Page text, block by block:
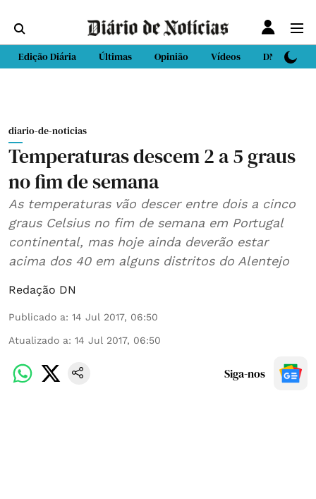
Edição Diária Últimas Opinião Vídeos DN Sport
diario-de-noticias
Temperaturas descem 2 a 5 graus
no fim de semana
As temperaturas vão descer entre dois a cinco
graus Celsius no fim de semana em Portugal
continental, mas hoje ainda deverão estar
acima dos 40 em alguns distritos do Alentejo
Redação DN
Publicado a: 14 Jul 2017, 06:50
Atualizado a: 14 Jul 2017, 06:50
Siga-nos